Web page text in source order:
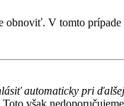
obnoviť. V tomto
automaticky pri
však